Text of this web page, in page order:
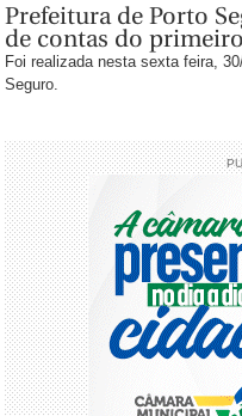
Prefeitura de Porto
de contas do
Foi realizada nesta sexta feira,
Seguro.